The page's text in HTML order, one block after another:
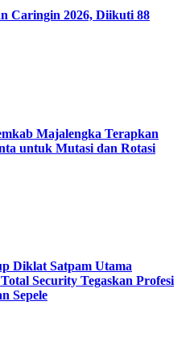
Caringin 2026, Diikuti 88
Majalengka Terapkan
untuk Mutasi dan Rotasi
Diklat Satpam Utama
Security Tegaskan Profesi
Sepele